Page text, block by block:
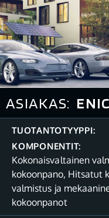
ASIAKAS:
TUOTANTOTYYPPI:
KOMPONENTIT:
Kokonaisvaltainen
kokoonpano, Hitsatut
valmistus ja
kokoonpanot